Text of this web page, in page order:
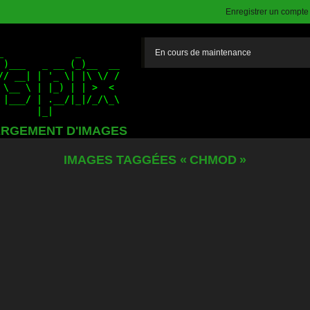
Enregistrer un
D'IMAGES
En cours de maintenance
IMAGES TAGGÉES « CHMOD »